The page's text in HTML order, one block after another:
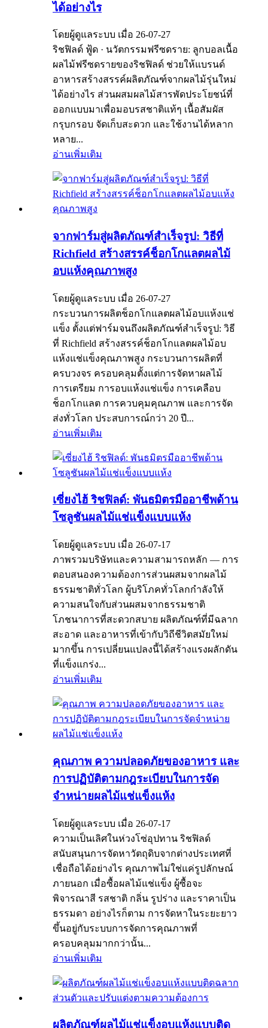
ได้อย่างไร
โดยผู้ดูแลระบบ เมื่อ 26-07-27
ริชฟิลด์ ฟู้ด · นวัตกรรมฟรีซดราย: ลูกบอลเนื้อ
ผลไม้ฟรีซดรายของริชฟิลด์ ช่วยให้แบรนด์
อาหารสร้างสรรค์ผลิตภัณฑ์จากผลไม้รุ่นใหม่
ได้อย่างไร ส่วนผสมผลไม้สารพัดประโยชน์ที่
ออกแบบมาเพื่อมอบรสชาติแท้ๆ เนื้อสัมผัส
กรุบกรอบ จัดเก็บสะดวก และใช้งานได้หลาก
หลาย...
อ่านเพิ่มเติม
จากฟาร์มสู่ผลิตภัณฑ์สำเร็จรูป: วิธีที่
Richfield สร้างสรรค์ช็อกโกแลตผลไม้
อบแห้งคุณภาพสูง
โดยผู้ดูแลระบบ เมื่อ 26-07-27
กระบวนการผลิตช็อกโกแลตผลไม้อบแห้งแช่
แข็ง ตั้งแต่ฟาร์มจนถึงผลิตภัณฑ์สำเร็จรูป: วิธี
ที่ Richfield สร้างสรรค์ช็อกโกแลตผลไม้อบ
แห้งแช่แข็งคุณภาพสูง กระบวนการผลิตที่
ครบวงจร ครอบคลุมตั้งแต่การจัดหาผลไม้
การเตรียม การอบแห้งแช่แข็ง การเคลือบ
ช็อกโกแลต การควบคุมคุณภาพ และการจัด
ส่งทั่วโลก ประสบการณ์กว่า 20 ปี...
อ่านเพิ่มเติม
เซี่ยงไฮ้ ริชฟิลด์: พันธมิตรมืออาชีพด้าน
โซลูชันผลไม้แช่แข็งแบบแห้ง
โดยผู้ดูแลระบบ เมื่อ 26-07-17
ภาพรวมบริษัทและความสามารถหลัก — การ
ตอบสนองความต้องการส่วนผสมจากผลไม้
ธรรมชาติทั่วโลก ผู้บริโภคทั่วโลกกำลังให้
ความสนใจกับส่วนผสมจากธรรมชาติ
โภชนาการที่สะดวกสบาย ผลิตภัณฑ์ที่มีฉลาก
สะอาด และอาหารที่เข้ากับวิถีชีวิตสมัยใหม่
มากขึ้น การเปลี่ยนแปลงนี้ได้สร้างแรงผลักดัน
ที่แข็งแกร่ง...
อ่านเพิ่มเติม
คุณภาพ ความปลอดภัยของอาหาร และ
การปฏิบัติตามกฎระเบียบในการจัด
จำหน่ายผลไม้แช่แข็งแห้ง
โดยผู้ดูแลระบบ เมื่อ 26-07-17
ความเป็นเลิศในห่วงโซ่อุปทาน ริชฟิลด์
สนับสนุนการจัดหาวัตถุดิบจากต่างประเทศที่
เชื่อถือได้อย่างไร คุณภาพไม่ใช่แค่รูปลักษณ์
ภายนอก เมื่อซื้อผลไม้แช่แข็ง ผู้ซื้อจะ
พิจารณาสี รสชาติ กลิ่น รูปร่าง และราคาเป็น
ธรรมดา อย่างไรก็ตาม การจัดหาในระยะยาว
ขึ้นอยู่กับระบบการจัดการคุณภาพที่
ครอบคลุมมากกว่านั้น...
อ่านเพิ่มเติม
ผลิตภัณฑ์ผลไม้แช่แข็งอบแห้งแบบติด